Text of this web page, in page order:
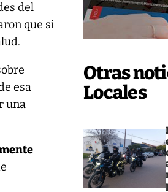
Otras
Locales
del
que si
esa
una